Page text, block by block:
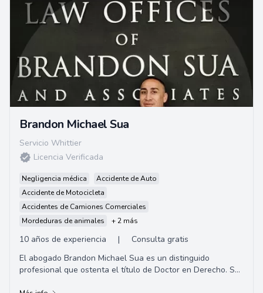
Brandon Michael Sua
Servicio Whittier
Licencia Verificada
Negligencia médica
Accidente de Auto
Accidente de Motocicleta
Accidentes de Camiones Comerciales
Mordeduras de animales
+ 2 más
10 años de experiencia |
Consulta gratis
El abogado Brandon Michael Sua es un distinguido
profesional que ostenta el título de Doctor en Derecho. Su